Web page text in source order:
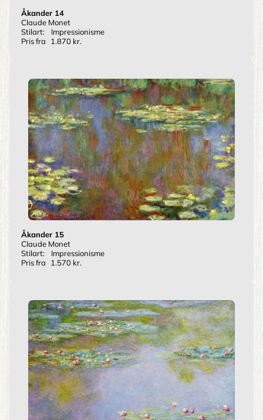
Åkander 14
Claude Monet
Stilart:
Impressionisme
Pris fra
1.870 kr.
Åkander 15
Claude Monet
Stilart:
Impressionisme
Pris fra
1.570 kr.